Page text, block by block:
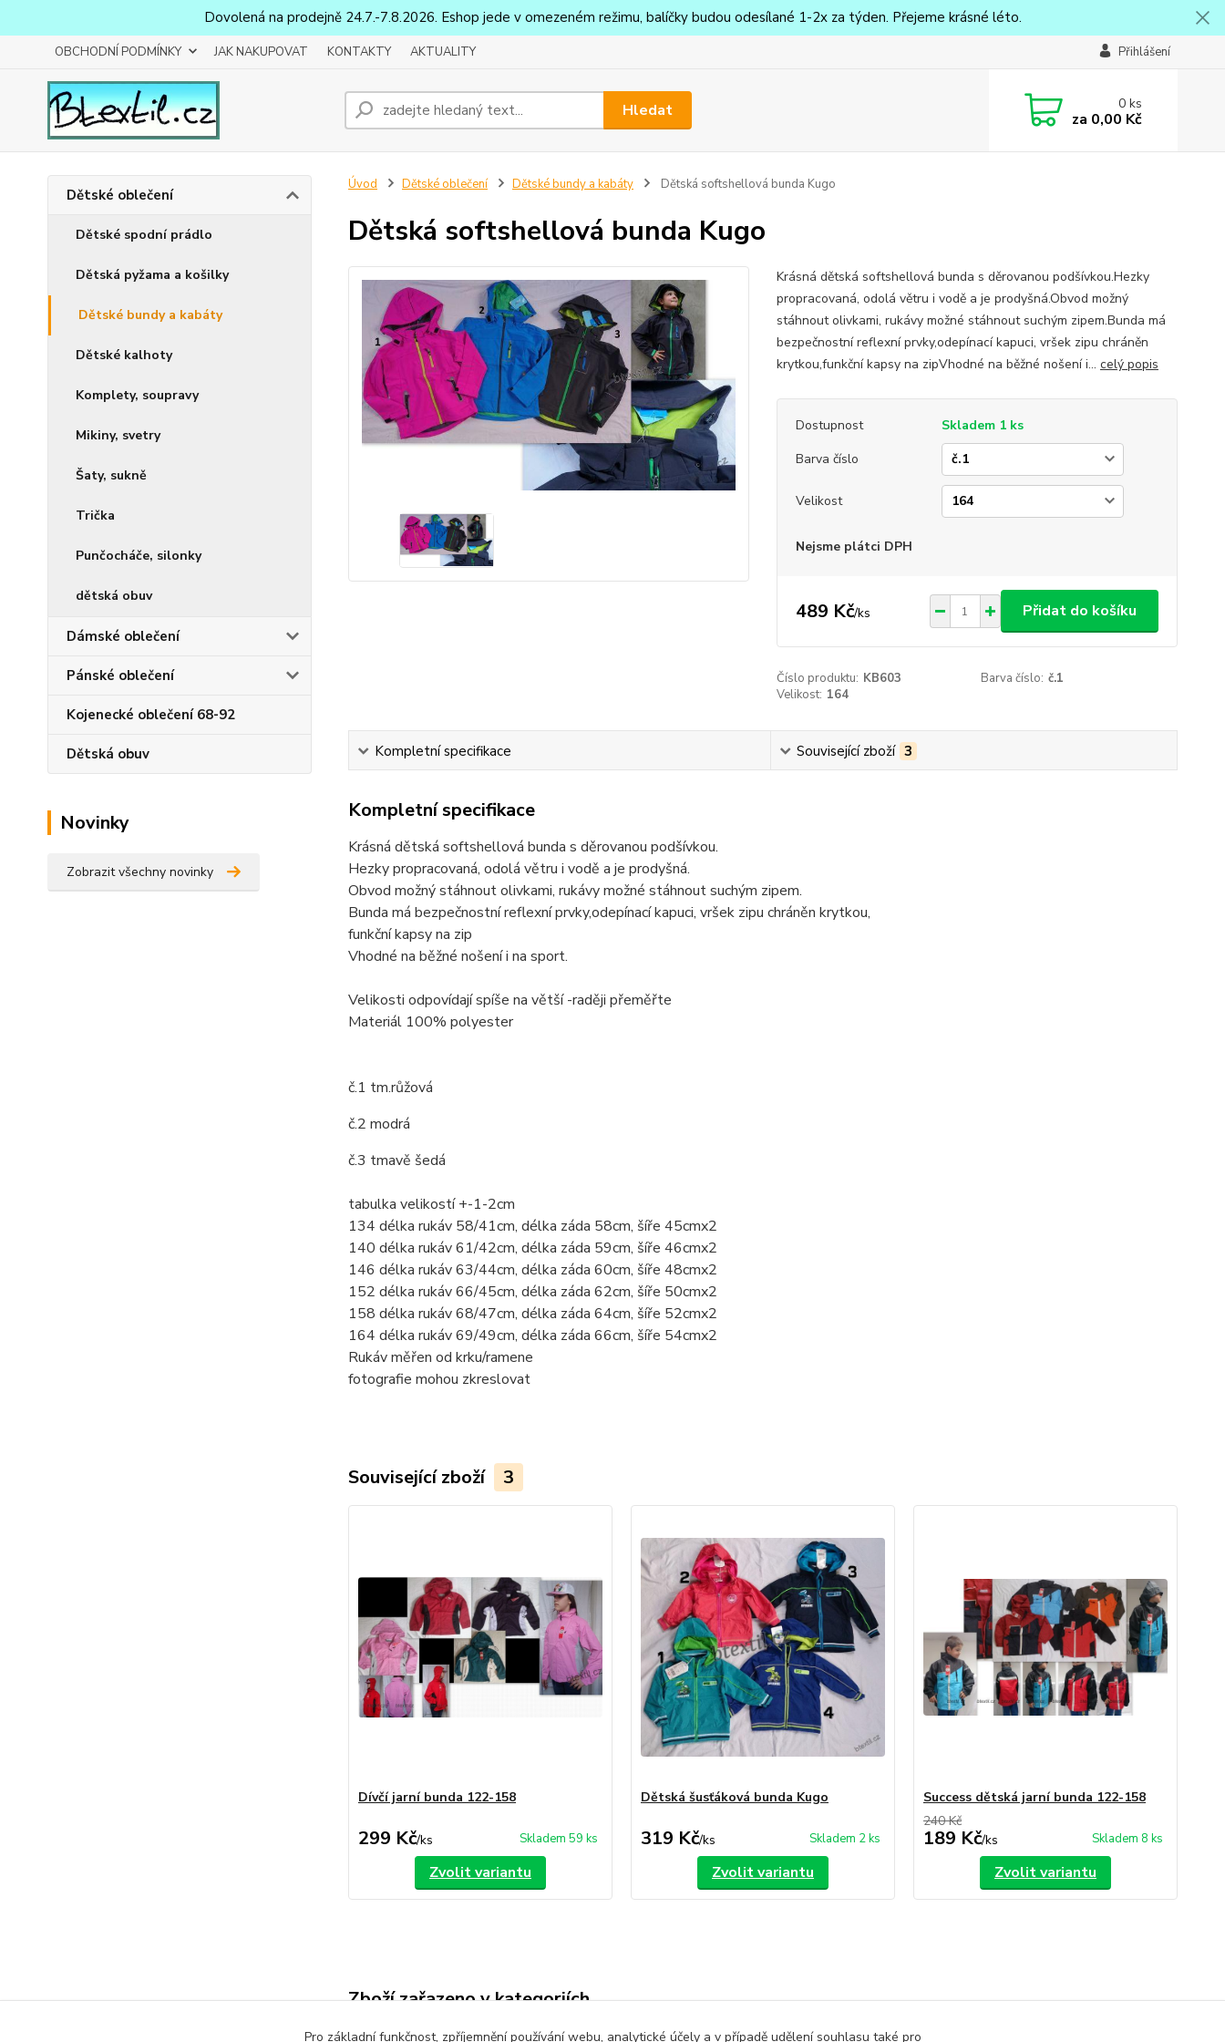
Dovolená na prodejně 24.7.-7.8.2026. Eshop jede v omezeném režimu, balíčky budou odesílané 1-2x za týden. Přejeme krásné léto.
OBCHODNÍ PODMÍNKY JAK NAKUPOVAT KONTAKTY AKTUALITY Přihlášení
Hledat 0ks
za 0,00 Kč
Dětské oblečení
Dětské spodní prádlo
Dětská pyžama a košilky
Dětské bundy a kabáty
Dětské kalhoty
Komplety, soupravy
Mikiny, svetry
Šaty, sukně
Trička
Punčocháče, silonky
dětská obuv
Dámské oblečení
Pánské oblečení
Kojenecké oblečení 68-92
Dětská obuv
Novinky
Zobrazit všechny novinky
Úvod Dětské oblečení Dětské bundy a kabáty Dětská softshellová bunda Kugo
Dětská softshellová bunda Kugo
Krásná dětská softshellová bunda s děrovanou podšívkou.Hezky
propracovaná, odolá větru i vodě a je prodyšná.Obvod možný
stáhnout olivkami, rukávy možné stáhnout suchým zipem.Bunda má
bezpečnostní reflexní prvky,odepínací kapuci, vršek zipu chráněn
krytkou,funkční kapsy na zipVhodné na běžné nošení i... celý popis
Dostupnost
Skladem 1 ks
Barva číslo
Velikost
Nejsme plátci DPH
489 Kč/ks Přidat do košíku
Číslo produktu: KB603 Barva číslo: č.1
Velikost: 164
Kompletní specifikace Související zboží 3
Kompletní specifikace
Krásná dětská softshellová bunda s děrovanou podšívkou.
Hezky propracovaná, odolá větru i vodě a je prodyšná.
Obvod možný stáhnout olivkami, rukávy možné stáhnout suchým zipem.
Bunda má bezpečnostní reflexní prvky,odepínací kapuci, vršek zipu chráněn krytkou,
funkční kapsy na zip
Vhodné na běžné nošení i na sport.
Velikosti odpovídají spíše na větší -raději přeměřte
Materiál 100% polyester
č.1 tm.růžová
č.2 modrá
č.3 tmavě šedá
tabulka velikostí +-1-2cm
134 délka rukáv 58/41cm, délka záda 58cm, šíře 45cmx2
140 délka rukáv 61/42cm, délka záda 59cm, šíře 46cmx2
146 délka rukáv 63/44cm, délka záda 60cm, šíře 48cmx2
152 délka rukáv 66/45cm, délka záda 62cm, šíře 50cmx2
158 délka rukáv 68/47cm, délka záda 64cm, šíře 52cmx2
164 délka rukáv 69/49cm, délka záda 66cm, šíře 54cmx2
Rukáv měřen od krku/ramene
fotografie mohou zkreslovat
Související zboží 3
Dívčí jarní bunda 122-158
299 Kč/ks Skladem 59 ks
Zvolit variantu
Dětská šusťáková bunda Kugo
319 Kč/ks Skladem 2 ks
Zvolit variantu
Success dětská jarní bunda 122-158
240 Kč
189 Kč/ks Skladem 8 ks
Zvolit variantu
Zboží zařazeno v kategoriích
Dětské oblečení Dětské bundy a kabáty
Pro základní funkčnost, zpříjemnění používání webu, analytické účely a v případě udělení souhlasu také pro